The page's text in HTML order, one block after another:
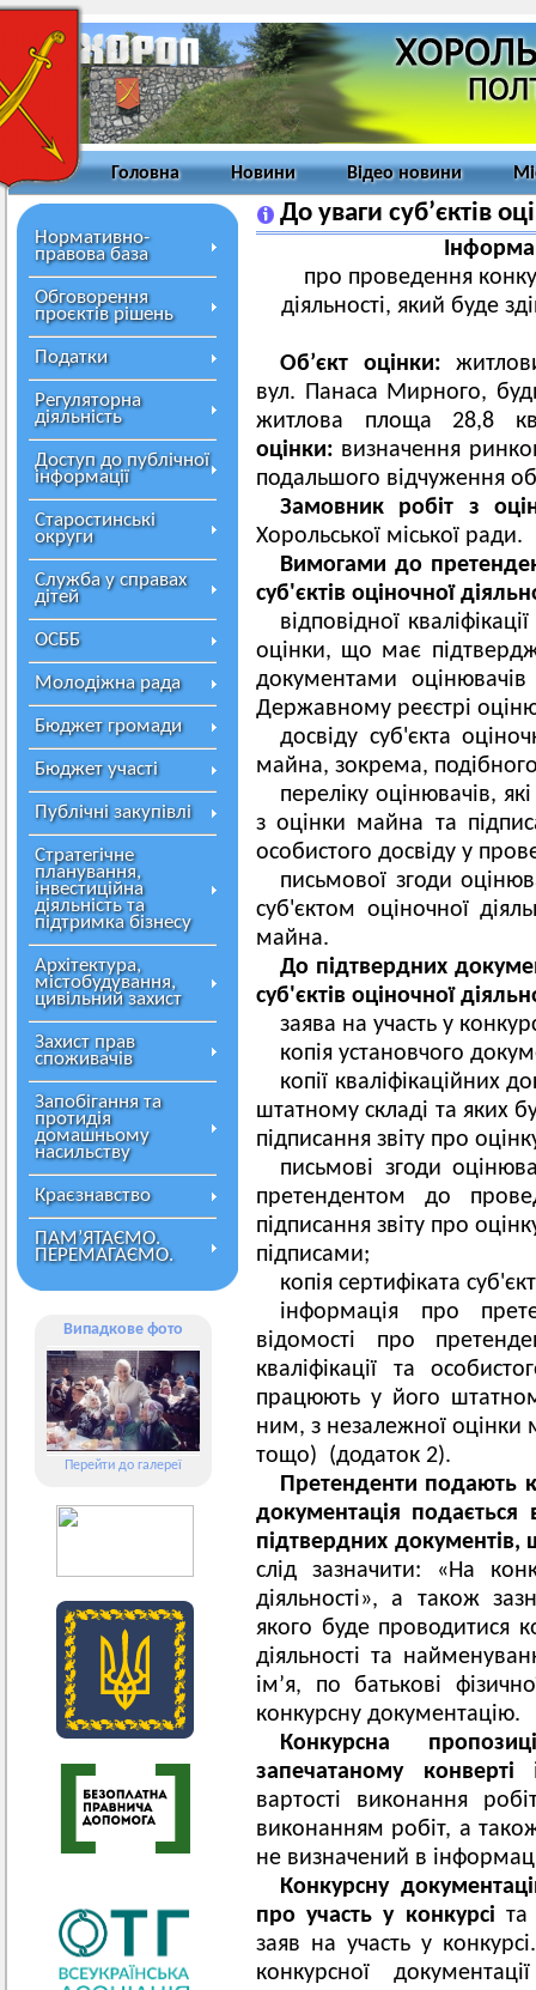
Головна Новини Відео новини
Нормативно-
правова база
Обговорення
проєктів рішень
Податки
Регуляторна
діяльність
Доступ до публічної
інформації
Старостинські
округи
Служба у справах
дітей
ОСББ
Молодіжна рада
Бюджет громади
Бюджет участі
Публічні закупівлі
Стратегічне
планування,
інвестиційна
діяльність та
підтримка бізнесу
Архітектура,
містобудування,
цивільний захист
Захист прав
споживачів
Запобігання та
протидія
домашньому
насильству
Краєзнавство
ПАМ’ЯТАЄМО.
ПЕРЕМАГАЄМО.
Випадкове фото
Перейти до галереї
До уваги суб’єктів
про проведення
діяльності, який буде
Об’єкт оцінки:
вул. Панаса Мирного,
житлова площа 28,8
оцінки: визначення
подальшого відчуження
Замовник робіт з
Хорольської міської ради.
Вимогами до
суб'єктів оціночної
відповідної
оцінки, що має
документами
Державному реєстрі
досвіду суб'єкта
майна, зокрема,
переліку оцінювачів,
з оцінки майна та
особистого досвіду у
письмової згоди
суб'єктом оціночної
майна.
До підтвердних
суб'єктів оціночної
заява на участь у
копія установчого
копії кваліфікаційних
штатному складі та яких
підписання звіту про
письмові згоди
претендентом до
підписання звіту про
підписами;
копія сертифіката
інформація про
відомості про
кваліфікації та
працюють у його
ним, з незалежної оцінки
тощо) (додаток 2).
Претенденти подають
документація
підтвердних документів,
слід зазначити: «На
діяльності», а також
якого буде проводитися
діяльності та
ім’я, по батькові
конкурсну документацію.
Конкурсна
запечатаному конверті
вартості виконання
виконанням робіт, а
не визначений в
Конкурсну
про участь у конкурсі та
заяв на участь у
конкурсної